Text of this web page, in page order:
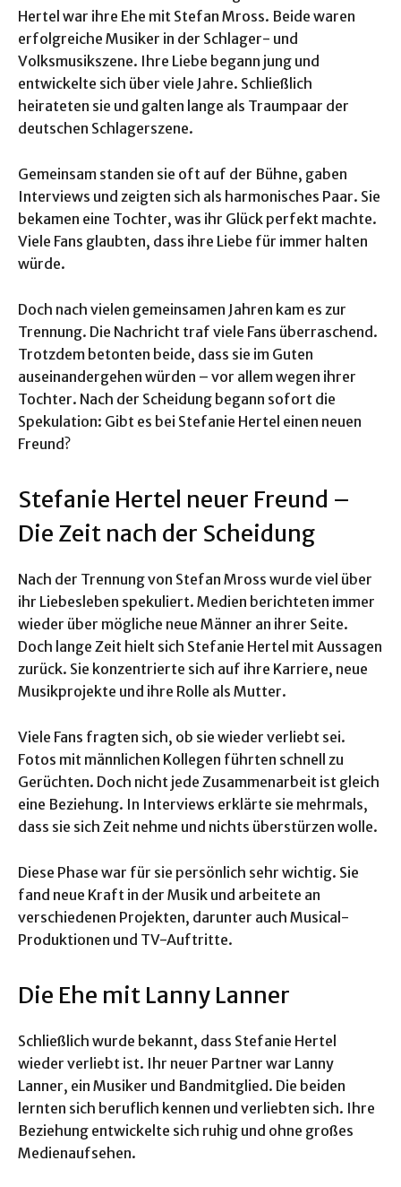
Hertel war ihre Ehe mit Stefan Mross. Beide waren
erfolgreiche Musiker in der Schlager- und
Volksmusikszene. Ihre Liebe begann jung und
entwickelte sich über viele Jahre. Schließlich
heirateten sie und galten lange als Traumpaar der
deutschen Schlagerszene.
Gemeinsam standen sie oft auf der Bühne, gaben
Interviews und zeigten sich als harmonisches Paar. Sie
bekamen eine Tochter, was ihr Glück perfekt machte.
Viele Fans glaubten, dass ihre Liebe für immer halten
würde.
Doch nach vielen gemeinsamen Jahren kam es zur
Trennung. Die Nachricht traf viele Fans überraschend.
Trotzdem betonten beide, dass sie im Guten
auseinandergehen würden – vor allem wegen ihrer
Tochter. Nach der Scheidung begann sofort die
Spekulation: Gibt es bei Stefanie Hertel einen neuen
Freund?
Stefanie Hertel neuer Freund –
Die Zeit nach der Scheidung
Nach der Trennung von Stefan Mross wurde viel über
ihr Liebesleben spekuliert. Medien berichteten immer
wieder über mögliche neue Männer an ihrer Seite.
Doch lange Zeit hielt sich Stefanie Hertel mit Aussagen
zurück. Sie konzentrierte sich auf ihre Karriere, neue
Musikprojekte und ihre Rolle als Mutter.
Viele Fans fragten sich, ob sie wieder verliebt sei.
Fotos mit männlichen Kollegen führten schnell zu
Gerüchten. Doch nicht jede Zusammenarbeit ist gleich
eine Beziehung. In Interviews erklärte sie mehrmals,
dass sie sich Zeit nehme und nichts überstürzen wolle.
Diese Phase war für sie persönlich sehr wichtig. Sie
fand neue Kraft in der Musik und arbeitete an
verschiedenen Projekten, darunter auch Musical-
Produktionen und TV-Auftritte.
Die Ehe mit Lanny Lanner
Schließlich wurde bekannt, dass Stefanie Hertel
wieder verliebt ist. Ihr neuer Partner war Lanny
Lanner, ein Musiker und Bandmitglied. Die beiden
lernten sich beruflich kennen und verliebten sich. Ihre
Beziehung entwickelte sich ruhig und ohne großes
Medienaufsehen.